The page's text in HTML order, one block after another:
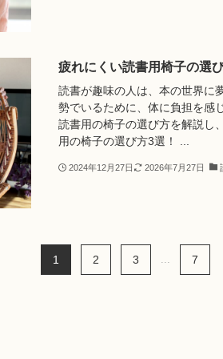
疲れにくい読書用椅子の選
読書が趣味の人は、本の世界に
勢でいるために、体に負担を感
読書用の椅子の選び方を解説し
用の椅子の選び方3選！ ...
2024年12月27日 2026年7月27日
1 2 3 7